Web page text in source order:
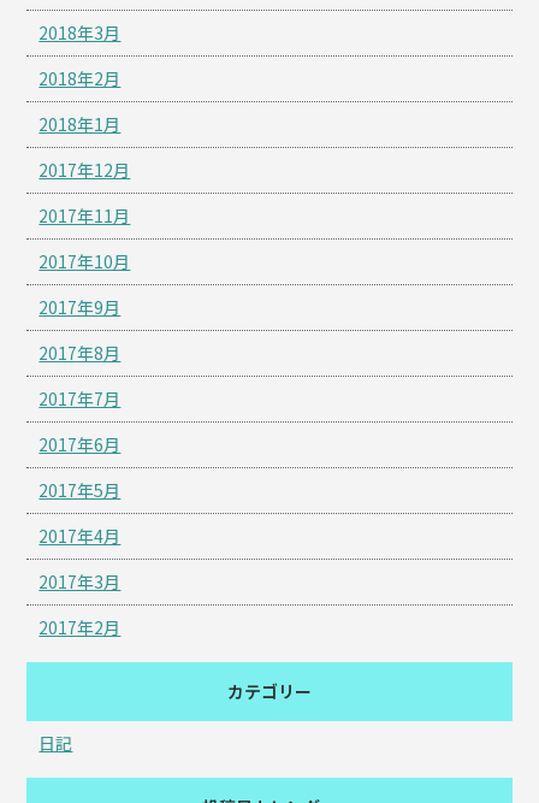
2018年3月
2018年2月
2018年1月
2017年12月
2017年11月
2017年10月
2017年9月
2017年8月
2017年7月
2017年6月
2017年5月
2017年4月
2017年3月
2017年2月
カテゴリー
日記